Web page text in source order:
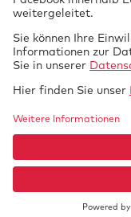
Tech­nik
Si­cher­heit.